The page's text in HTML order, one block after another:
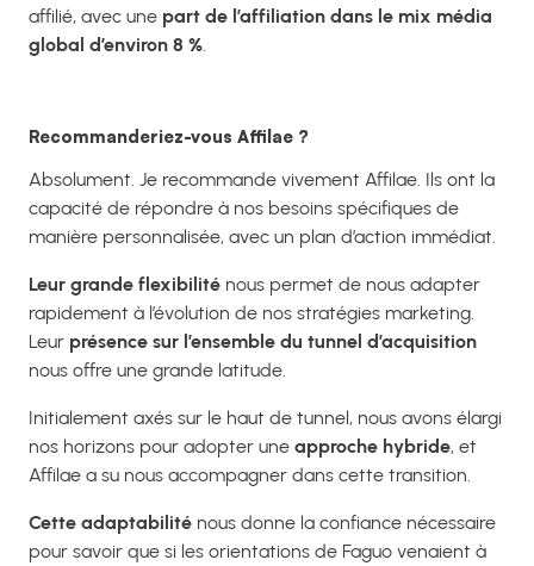
affilié, avec une part de l’affiliation dans le mix média
global d’environ 8 %.
Recommanderiez-vous Affilae ?
Absolument. Je recommande vivement Affilae. Ils ont la
capacité de répondre à nos besoins spécifiques de
manière personnalisée, avec un plan d’action immédiat.
Leur grande flexibilité nous permet de nous adapter
rapidement à l’évolution de nos stratégies marketing.
Leur présence sur l’ensemble du tunnel d’acquisition
nous offre une grande latitude.
Initialement axés sur le haut de tunnel, nous avons élargi
nos horizons pour adopter une approche hybride, et
Affilae a su nous accompagner dans cette transition.
Cette adaptabilité nous donne la confiance nécessaire
pour savoir que si les orientations de Faguo venaient à